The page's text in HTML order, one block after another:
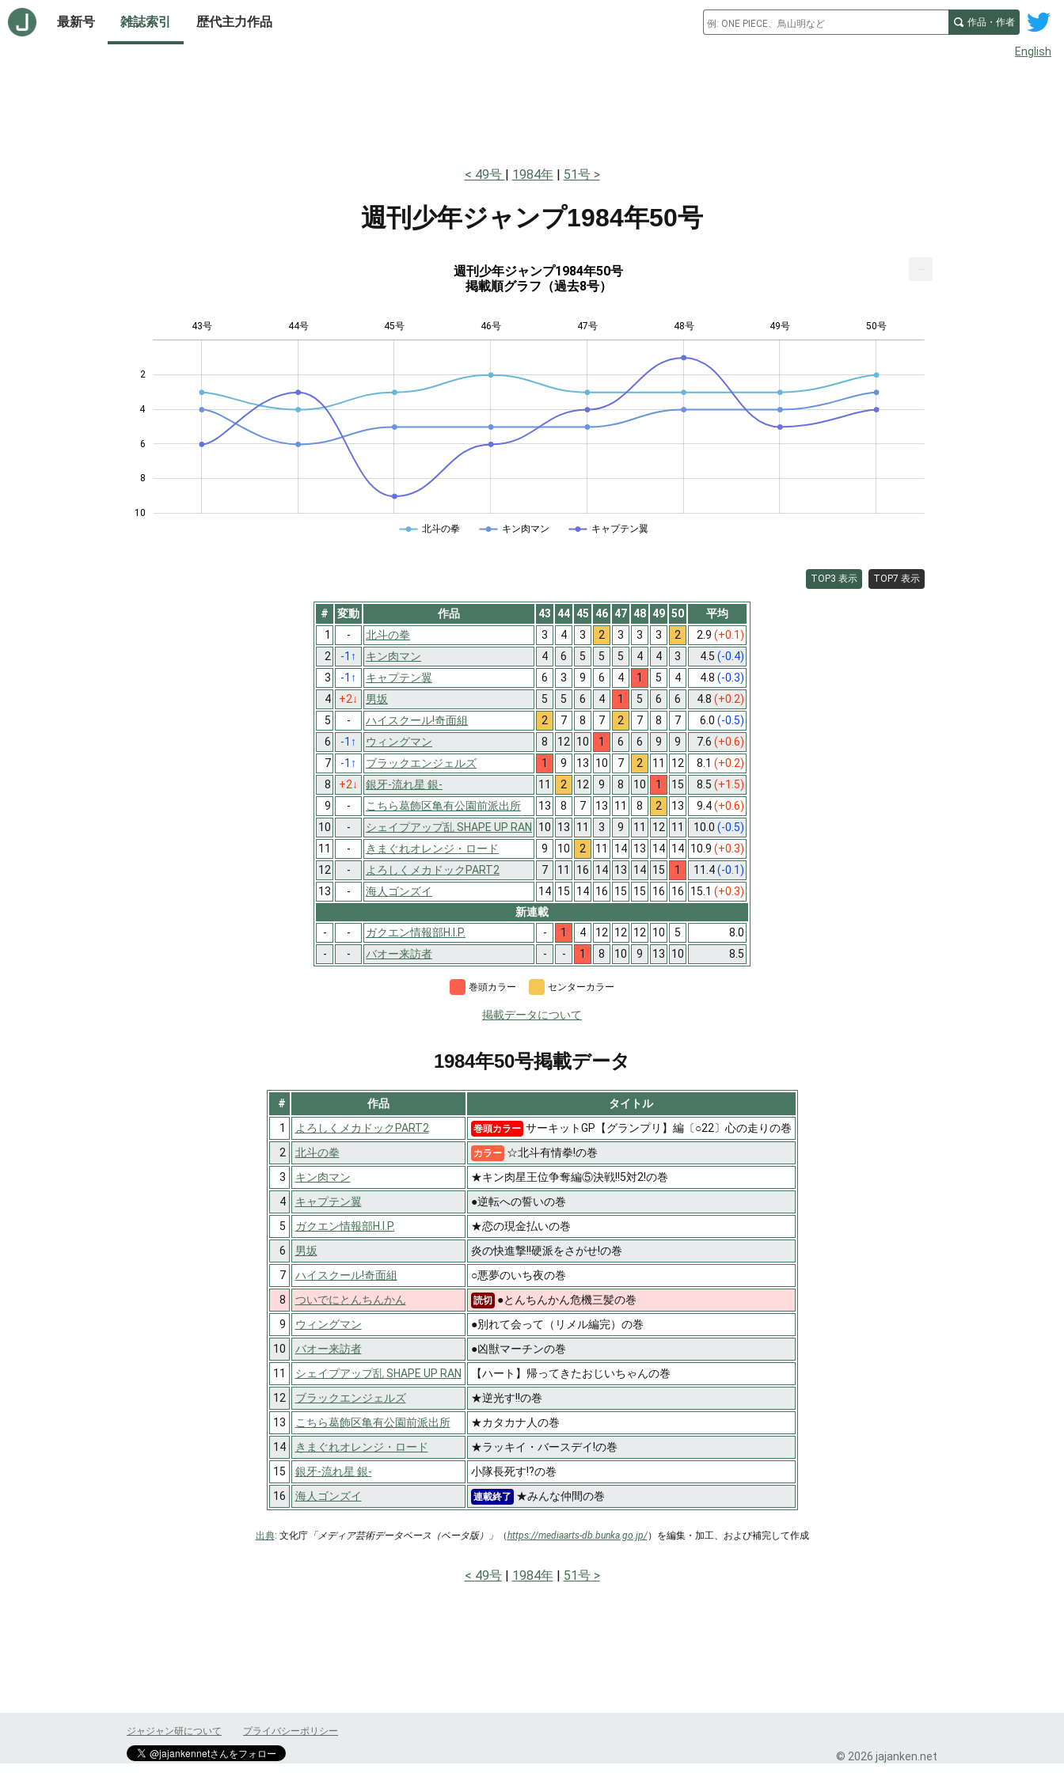
最新号 雑誌索引 歴代主力作品 作品・作者
English
49号 1984年 51号
週刊少年ジャンプ1984年50号
週刊少年ジャンプ1984年50号
掲載順グラフ（過去8号）
2
4
6
8
10
43号 44号 45号 46号 47号 48号 49号 50号
北斗の拳 キン肉マン キャプテン翼
TOP3 表示 TOP7 表示
# 変動 作品 43 44 45 46 47 48 49 50
平均
1
- 北斗の拳 3 4 3 2 3 3 3 2 2.9 (+0.1)
2
-1 ↑ キン肉マン 4 6 5 5 5 4 4 3 4.5 (-0.4)
3
-1 ↑ キャプテン翼 6 3 9 6 4 1 5 4 4.8 (-0.3)
4
+2↓ 男坂 5 5 6 4 1 5 6 6 4.8 (+0.2)
5
- ハイスクール!奇面組 2 7 8 7 2 7 8 7 6.0 (-0.5)
6
-1 ↑ ウィングマン 8 12 10 1 6 6 9 9 7.6 (+0.6)
7
-1 ↑ ブラックエンジェルズ 1 9 13 10 7 2 11 12 8.1 (+0.2)
8
+2↓ 銀牙-流れ星 銀- 11 2 12 9 8 10 1 15 8.5 (+1.5)
9
- こちら葛飾区亀有公園前派出所 13 8 7 13 11 8 2 13 9.4(+0.6)
10
- シェイプアップ乱 SHAPE UP RAN 10 13 11 3 9 11 12 11 10.0 (-0.5)
11
- きまぐれオレンジ・ロード 9 10 2 11 14 13 14 14 10.9 (+0.3)
12
- よろしくメカドックPART2 7 11 16 14 13 14 15 1 11.4(-0.1)
13
- 海人ゴンズイ 14 15 14 16 15 15 16 16 15.1 (+0.3)
新連載
-
- ガクエン情報部H.I.P. - 1 4 12 12 12 10 5
8.0
-
- バオー来訪者 - - 1 8 10 9 13 10 8.5
巻頭カラー センターカラー
掲載データについて
1984年50号掲載データ
# 作品
タイトル
1
よろしくメカドックPART2 巻頭カラー サーキットGP【グランプリ】編〔○22〕心の走りの巻
2
北斗の拳 カラー ☆北斗有情拳!の巻
3
キン肉マン
★キン肉星王位争奪編⑤決戦!!5対2!の巻
4
キャプテン翼
●逆転への誓いの巻
5
ガクエン情報部H.I.P.
★恋の現金払いの巻
6
男坂
炎の快進撃!!硬派をさがせ!の巻
7
ハイスクール!奇面組
○悪夢のいち夜の巻
8
ついでにとんちんかん 読切 ●とんちんかん危機三髪の巻
9
ウィングマン
●別れて会って（リメル編完）の巻
10
バオー来訪者
●凶獣マーチンの巻
11
シェイプアップ乱 SHAPE UP RAN
【ハート】帰ってきたおじいちゃんの巻
12
ブラックエンジェルズ
★逆光す!!の巻
13
こちら葛飾区亀有公園前派出所
★カタカナ人の巻
14
きまぐれオレンジ・ロード
★ラッキイ・バースデイ!の巻
15
銀牙-流れ星 銀-
小隊長死す!?の巻
16
海人ゴンズイ 連載終了 ★みんな仲間の巻
出典: 文化庁「メディア芸術データベース（ベータ版）」 （https://mediaarts-db.bunka.go.jp/）を編集・加工、および補完して作成
49号 1984年 51号
ジャジャン研について プライバシーポリシー
© 2026 jajanken.net